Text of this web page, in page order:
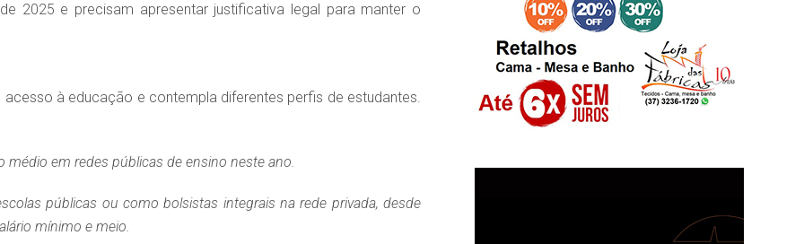
2025 e precisam apresentar justificativa legal para manter o
à educação e contempla diferentes perfis de estudantes.
em redes públicas de ensino neste ano.
públicas ou como bolsistas integrais na rede privada, desde
mínimo e meio.